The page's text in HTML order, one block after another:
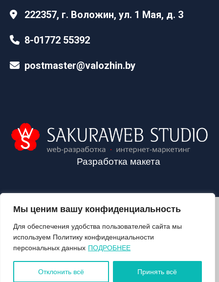
Мы ценим вашу конфиденциальность
Для обеспечения удобства пользователей сайта мы
используем Политику конфиденциальности
персональных данных ПОДРОБНЕЕ
Отклонить всё Принять всё
222357, г. Воложин, ул. 1 Мая, д. 3
8-01772 55392
postmaster@valozhin.by
Разработка макета
2024©VALOZHIN.BY - НОВОСТИ ВОЛОЖИНСКОГО РАЙОНА
О ГАЗЕТЕ
ПОДПИСКА
КОНТАКТЫ